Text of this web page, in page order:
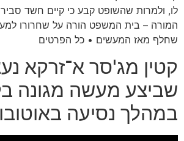
לו, ולמרות שהשופט קבע כי קיים חשד
המורה – בית המשפט הורה על שחרורו
שחלף מאז המעשים • כל הפרטים
קטין מג'סר א־זרקא
שביצע מעשה מגונה
במהלך נסיעה